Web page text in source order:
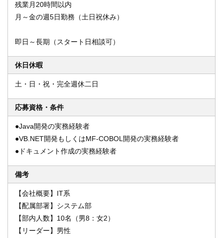
残業月20時間以内
月～金の週5日勤務（土日祝休み）
即日～長期（スタート日相談可）
休日休暇
土・日・祝・完全週休二日
応募資格・条件
●Java開発の実務経験者
●VB.NET開発もしくはMF-COBOL開発の実務経験者
●ドキュメント作成の実務経験者
備考
【会社概要】IT系
【配属部署】システム部
【部内人数】10名（男8：女2）
【リーダー】男性